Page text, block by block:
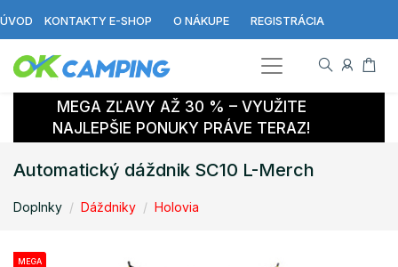
ÚVOD KONTAKTY E-SHOP O NÁKUPE REGISTRÁCIA
MEGA ZĽAVY AŽ 30 % – VYUŽITE
NAJLEPŠIE PONUKY PRÁVE TERAZ!
Automatický dáždnik SC10 L-Merch
Doplnky Dáždniky Holovia
MEGA